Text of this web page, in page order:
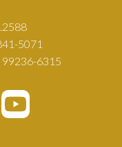
5071
99236-6315